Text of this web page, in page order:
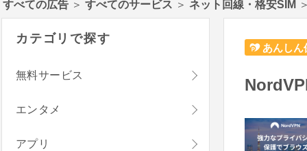
すべての広告 ＞ すべてのサービス ＞ ネット回線・格安SIM
あんしん
カテゴリで探す
無料サービス
エンタメ
アプリ